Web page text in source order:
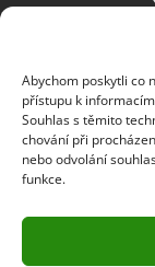
Abychom poskytli co
přístupu k
Souhlas s těmito
chování při
nebo odvolání
funkce.
Pravidla používání|
Deloitte.cz
© 2026. Více
Deloitte označuje
a přidružené subjekty
(rovněž označovaná
společností a jejich